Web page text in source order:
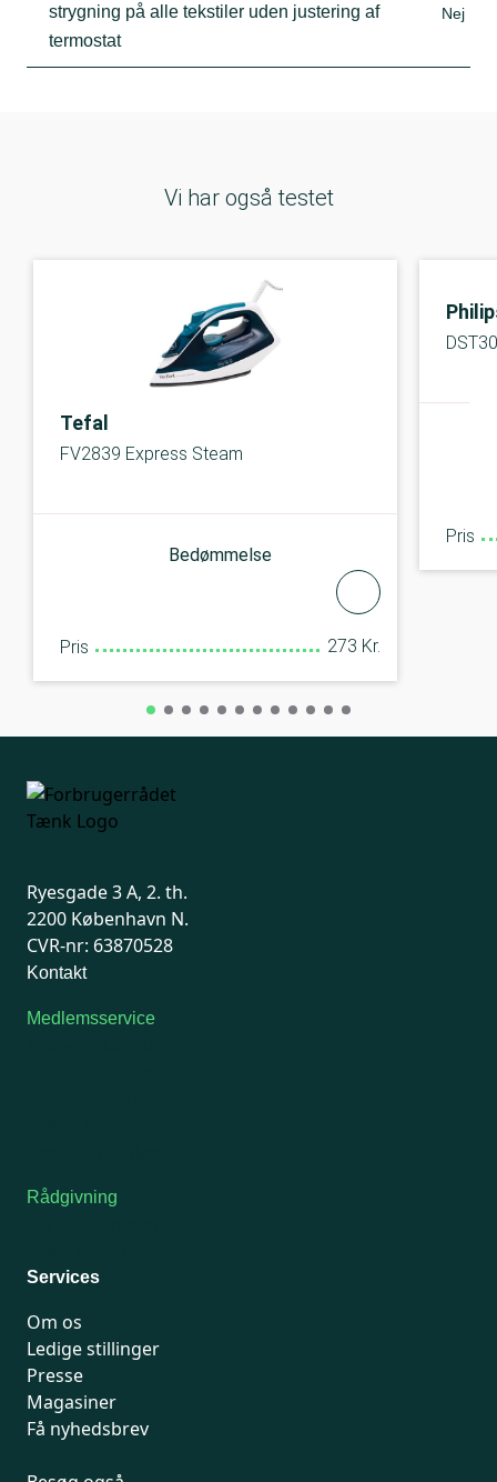
strygning på alle tekstiler uden justering af
termostat
Nej
Vi har også testet
Tefal
FV2839 Express Steam
Bedømmelse
Pris 273 Kr.
Pris
Ryesgade 3 A, 2. th.
2200 København N.
CVR-nr: 63870528
Kontakt
Medlemsservice
Rådgivning
Services
Om os
Ledige stillinger
Presse
Magasiner
Få nyhedsbrev